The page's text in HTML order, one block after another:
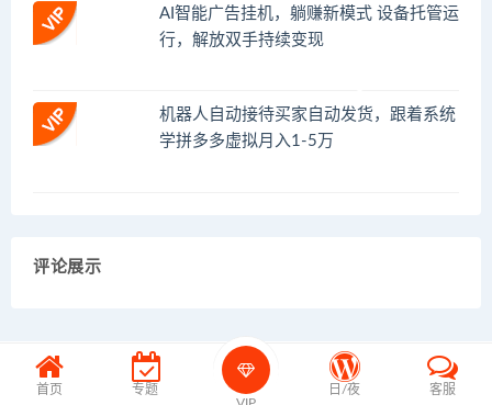
AI智能广告挂机，躺赚新模式 设备托管运
行，解放双手持续变现
机器人自动接待买家自动发货，跟着系统
学拼多多虚拟月入1-5万
评论展示
首页
专题
日/夜 客服